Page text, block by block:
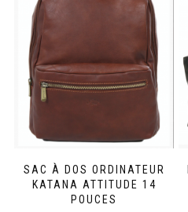
SAC À DOS ORDINATEUR
KATANA ATTITUDE 14
POUCES